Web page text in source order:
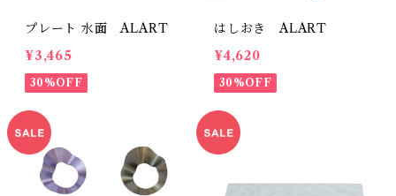
プレート 水面 ALART
¥3,465
30%OFF
はしおき ALART
¥4,620
30%OFF